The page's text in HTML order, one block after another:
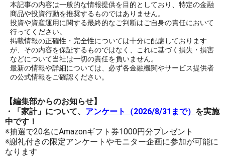
本記事の内容は一般的な情報提供を目的としており、特定の金融
商品や投資行動を推奨するものではありません。
投資や資産運用に関する最終的なご判断はご自身の責任において
行ってください。
掲載情報の正確性・完全性については十分に配慮しております
が、その内容を保証するものではなく、これに基づく損失・損害
などについて当社は一切の責任を負いません。
最新の情報や詳細については、必ず各金融機関やサービス提供者
の公式情報をご確認ください。
【編集部からのお知らせ】
・「家計」について、 アンケート（2026/8/31まで） を実施
中です！
※抽選で20名にAmazonギフト券1000円分プレゼント
※謝礼付きの限定アンケートやモニター企画に参加が可能に
なります